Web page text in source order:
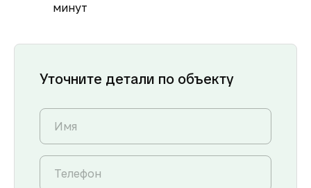
минут
Уточните детали по объекту